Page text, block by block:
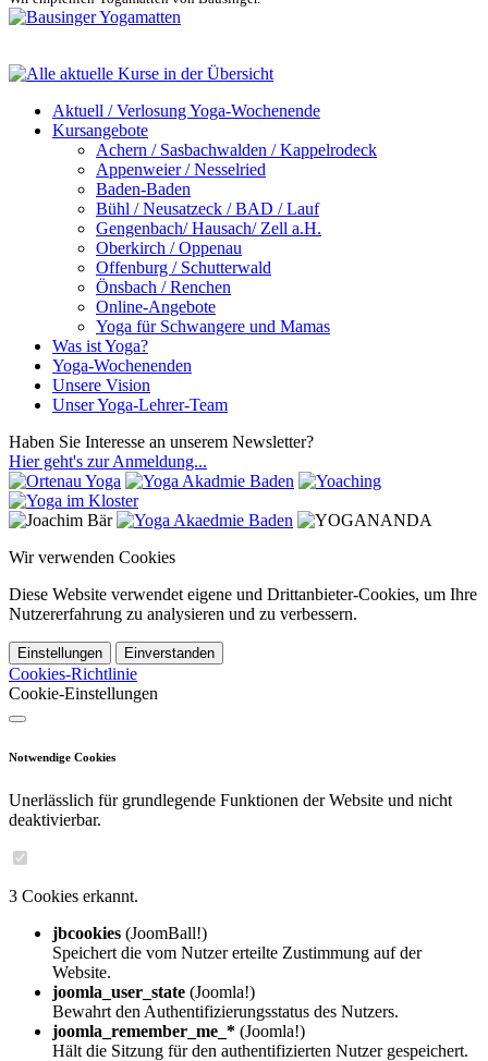
Aktuell / Verlosung Yoga-Wochenende
Kursangebote
Achern / Sasbachwalden / Kappelrodeck
Appenweier / Nesselried
Baden-Baden
Bühl / Neusatzeck / BAD / Lauf
Gengenbach/ Hausach/ Zell a.H.
Oberkirch / Oppenau
Offenburg / Schutterwald
Önsbach / Renchen
Online-Angebote
Yoga für Schwangere und Mamas
Was ist Yoga?
Yoga-Wochenenden
Unsere Vision
Unser Yoga-Lehrer-Team
Haben Sie Interesse an unserem Newsletter?
Hier geht's zur Anmeldung...
Wir verwenden Cookies
Diese Website verwendet eigene und Drittanbieter-Cookies, um Ihre
Nutzererfahrung zu analysieren und zu verbessern.
Einstellungen Einverstanden
Cookies-Richtlinie
Cookie-Einstellungen
Notwendige Cookies
Unerlässlich für grundlegende Funktionen der Website und nicht
deaktivierbar.
3 Cookies erkannt.
jbcookies (JoomBall!)
Speichert die vom Nutzer erteilte Zustimmung auf der
Website.
joomla_user_state (Joomla!)
Bewahrt den Authentifizierungsstatus des Nutzers.
joomla_remember_me_* (Joomla!)
Hält die Sitzung für den authentifizierten Nutzer gespeichert.